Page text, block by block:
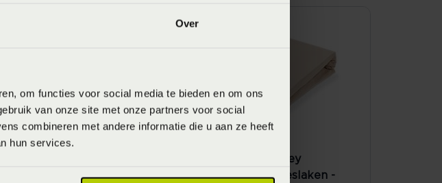
Over
om functies voor social media te bieden en om ons
van onze site met onze partners voor social
combineren met andere informatie die u aan ze heeft
hun services.
Supreme Hoeslaken -
Vandyck Jersey
Supreme Hoeslaken -